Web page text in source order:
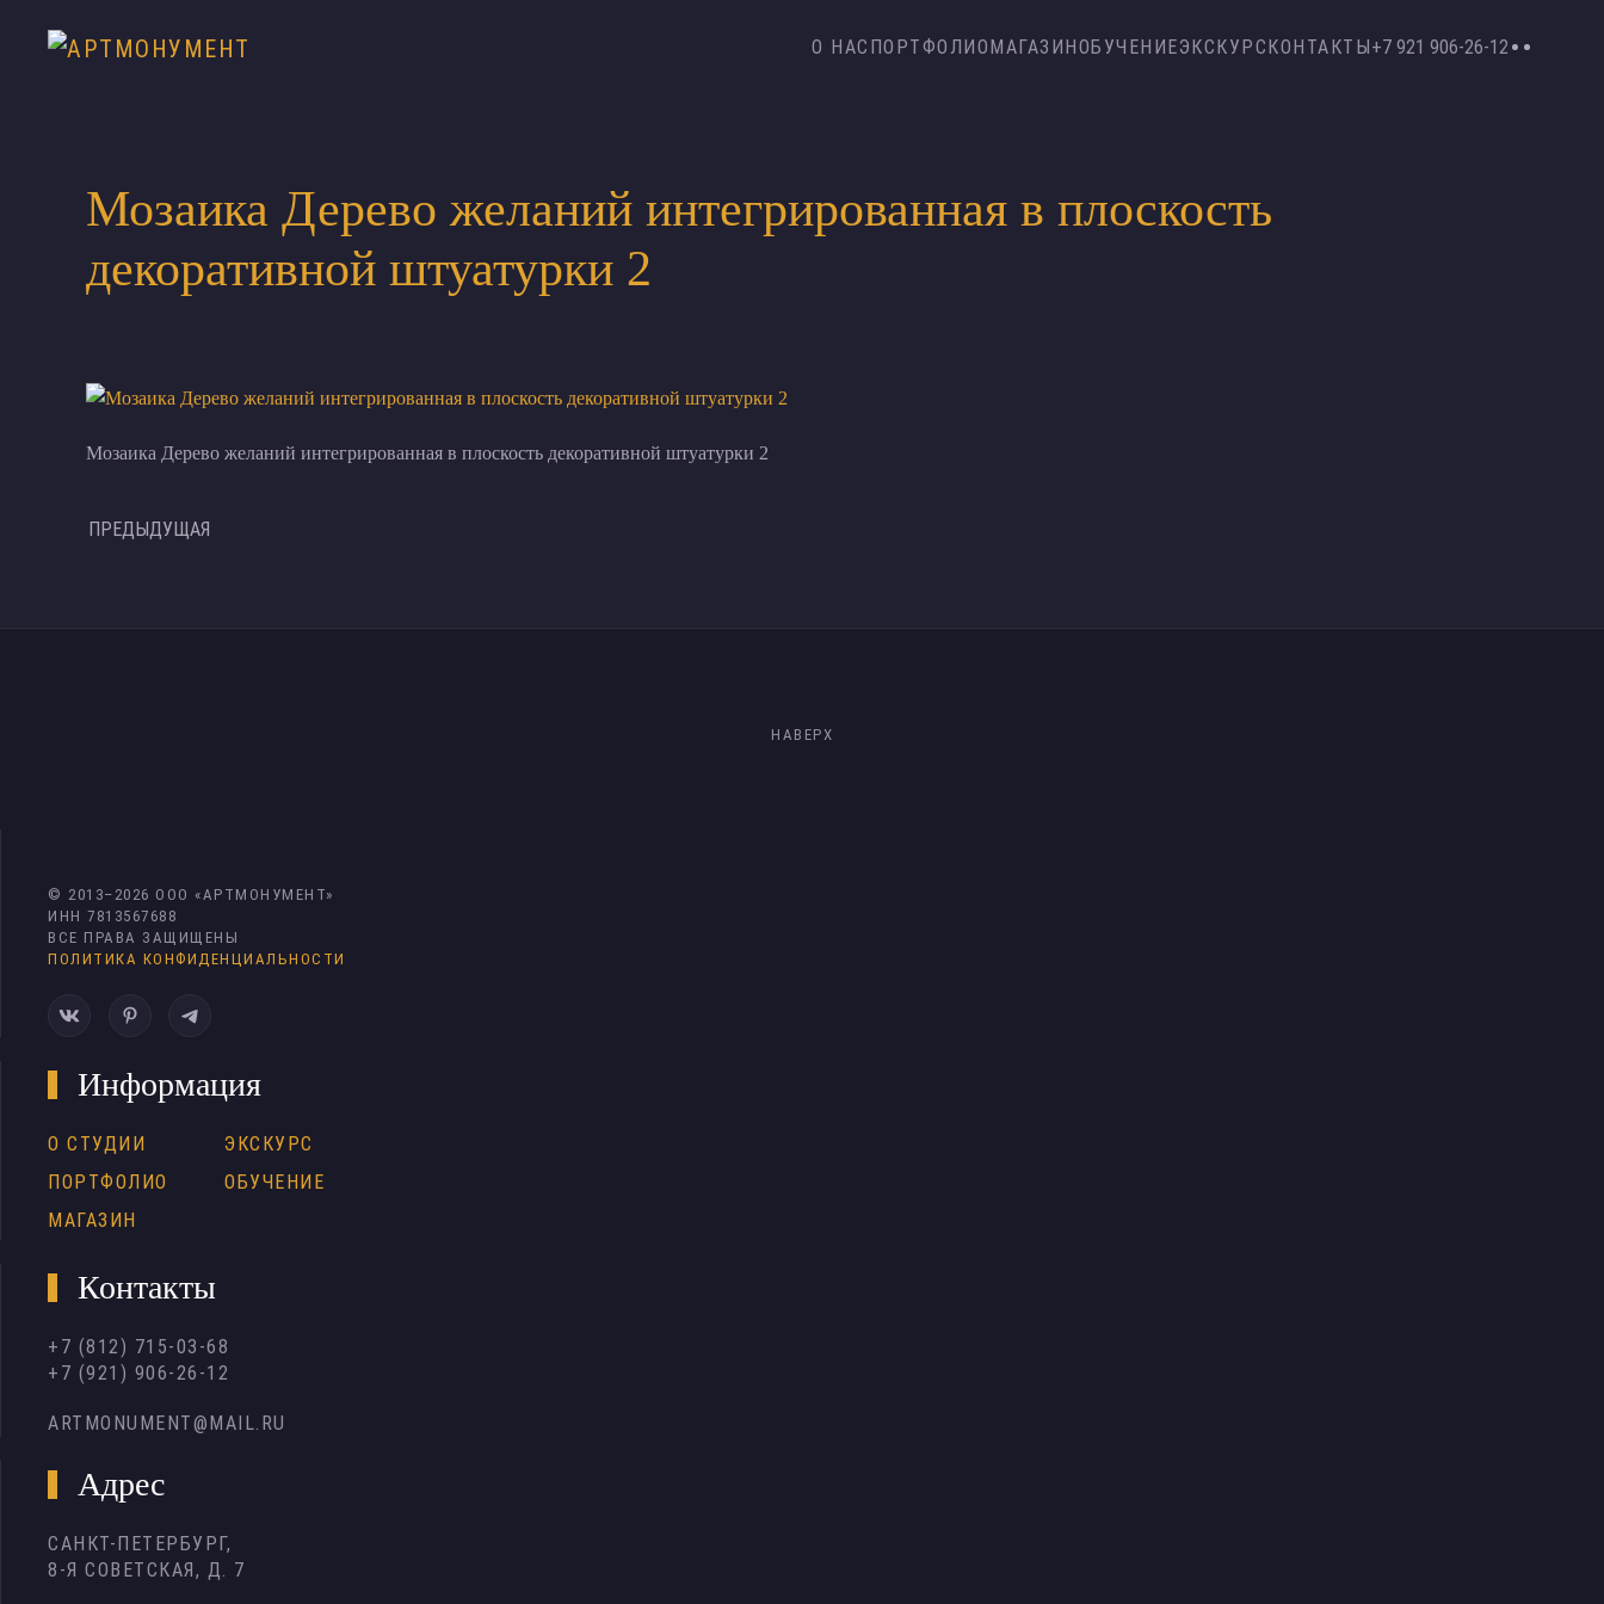
О НАС ПОРТФОЛИОМАГАЗИНОБУЧЕНИЕЭКСКУРСКОНТАКТЫ+7 921 906-26-12
Мозаика Дерево желаний интегрированная в плоскость
декоративной штуатурки 2
Мозаика Дерево желаний интегрированная в плоскость декоративной штуатурки 2
ПРЕДЫДУЩАЯ
НАВЕРХ
© 2013– 2026 ООО «АРТМОНУМЕНТ»
ИНН 7813567688
ВСЕ ПРАВА ЗАЩИЩЕНЫ
ПОЛИТИКА КОНФИДЕНЦИАЛЬНОСТИ
Информация
О СТУДИИ
ПОРТФОЛИО
МАГАЗИН
ЭКСКУРС
ОБУЧЕНИЕ
Контакты
+7 (812) 715-03-68
+7 (921) 906-26-12
ARTMONUMENT@MAIL.RU
Адрес
САНКТ-ПЕТЕРБУРГ,
8-Я СОВЕТСКАЯ, Д. 7